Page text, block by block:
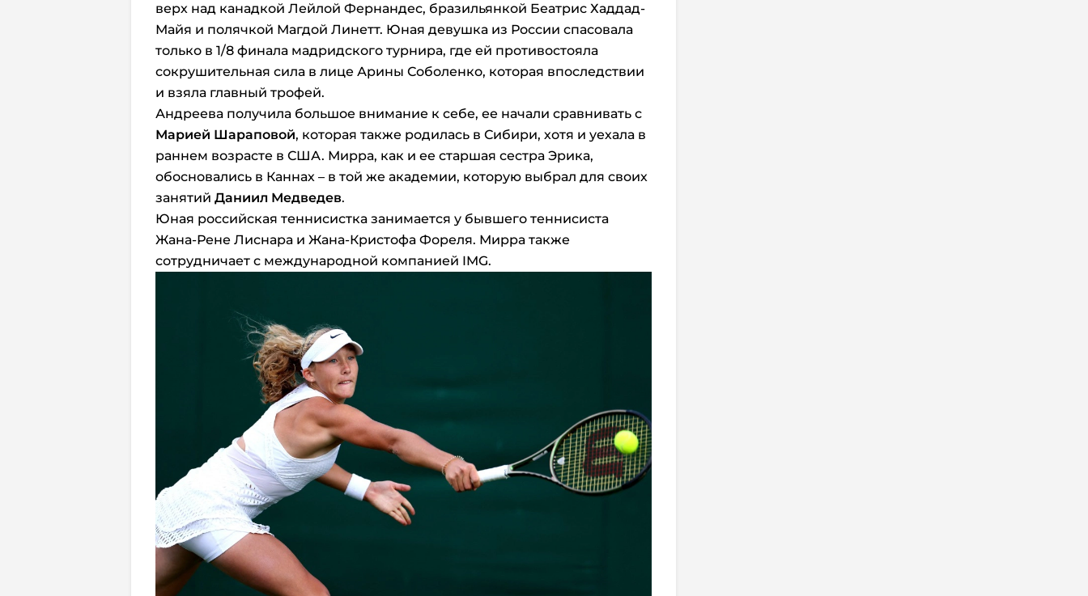
верх над канадкой Лейлой Фернандес, бразильянкой Беатрис Хаддад-
Майя и полячкой Магдой Линетт. Юная девушка из России спасовала
только в 1/8 финала мадридского турнира, где ей противостояла
сокрушительная сила в лице Арины Соболенко, которая впоследствии
и взяла главный трофей.
Андреева получила большое внимание к себе, ее начали сравнивать с
Марией Шараповой, которая также родилась в Сибири, хотя и уехала в
раннем возрасте в США. Мирра, как и ее старшая сестра Эрика,
обосновались в Каннах – в той же академии, которую выбрал для своих
занятий Даниил Медведев.
Юная российская теннисистка занимается у бывшего теннисиста
Жана-Рене Лиснара и Жана-Кристофа Фореля. Мирра также
сотрудничает с международной компанией IMG.